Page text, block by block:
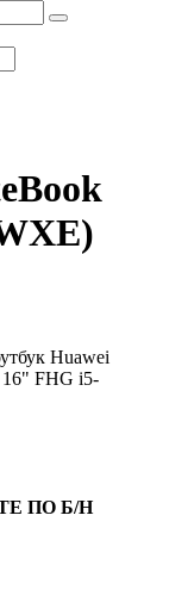
Huawei
FHG i5-
ПО Б/Н